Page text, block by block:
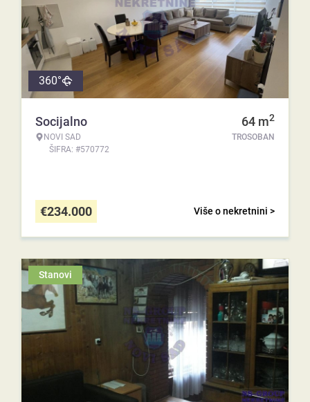
360°
Socijalno
NOVI SAD
ŠIFRA: #570772
64 m2
TROSOBAN
Više o nekretnini >
€234.000
Stanovi